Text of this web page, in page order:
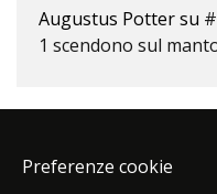
Augustus Pottersu
1 scendono sul
Preferenze cookie